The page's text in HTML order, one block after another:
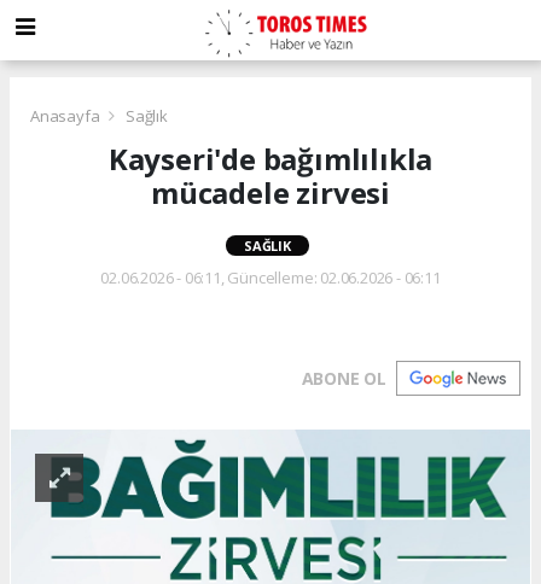
Anasayfa Sağlık
Kayseri'de bağımlılıkla
mücadele zirvesi
SAĞLIK
02.06.2026 - 06:11, Güncelleme: 02.06.2026 - 06:11
ABONE OL